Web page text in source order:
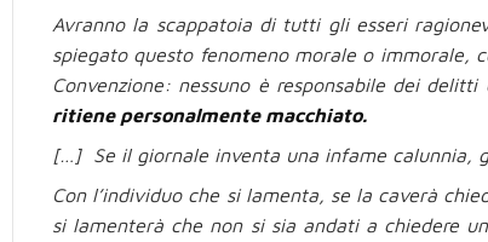
Avranno la scappatoia di tutti gli esseri
spiegato questo fenomeno morale o immorale,
Convenzione: nessuno è responsabile dei
ritiene personalmente macchiato.
[…] Se il giornale inventa una infame calunnia,
Con l’individuo che si lamenta, se la caverà
si lamenterà che non si sia andati a chiedere